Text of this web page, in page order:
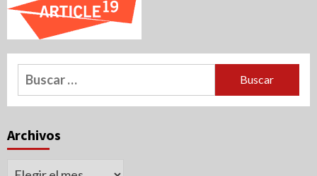
Buscar:
Archivos
Archivos